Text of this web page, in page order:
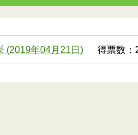
(2019年04月21日) 得票数：